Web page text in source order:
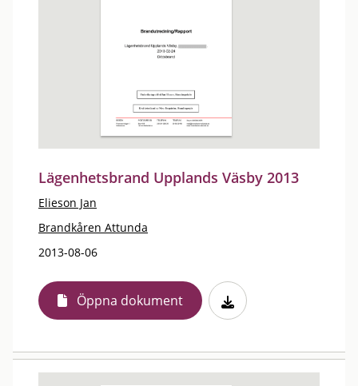
Lägenhetsbrand Upplands Väsby 2013
Elieson Jan
Brandkåren Attunda
2013-08-06
Öppna dokument